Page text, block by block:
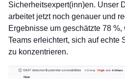
Sicherheitsexpert(inn)en. Unser
arbeitet jetzt noch genauer und
Ergebnisse um geschätzte 78
Teams erleichtert, sich auf echte
zu konzentrieren.